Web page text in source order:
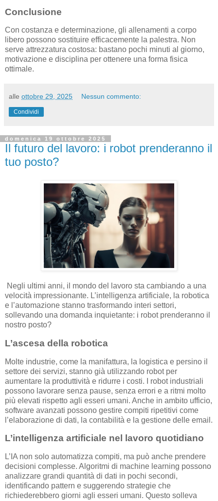
Conclusione
Con costanza e determinazione, gli allenamenti a corpo
libero possono sostituire efficacemente la palestra. Non
serve attrezzatura costosa: bastano pochi minuti al giorno,
motivazione e disciplina per ottenere una forma fisica
ottimale.
alle ottobre 29, 2025 Nessun commento:
Condividi
domenica 19 ottobre 2025
Il futuro del lavoro: i robot prenderanno il
tuo posto?
Negli ultimi anni, il mondo del lavoro sta cambiando a una
velocità impressionante. L’intelligenza artificiale, la robotica
e l’automazione stanno trasformando interi settori,
sollevando una domanda inquietante: i robot prenderanno il
nostro posto?
L’ascesa della robotica
Molte industrie, come la manifattura, la logistica e persino il
settore dei servizi, stanno già utilizzando robot per
aumentare la produttività e ridurre i costi. I robot industriali
possono lavorare senza pause, senza errori e a ritmi molto
più elevati rispetto agli esseri umani. Anche in ambito ufficio,
software avanzati possono gestire compiti ripetitivi come
l’elaborazione di dati, la contabilità e la gestione delle email.
L’intelligenza artificiale nel lavoro quotidiano
L’IA non solo automatizza compiti, ma può anche prendere
decisioni complesse. Algoritmi di machine learning possono
analizzare grandi quantità di dati in pochi secondi,
identificando pattern e suggerendo strategie che
richiederebbero giorni agli esseri umani. Questo solleva